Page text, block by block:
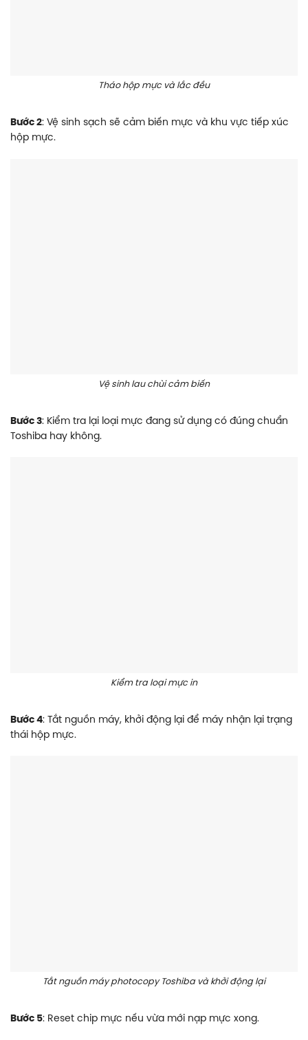
Tháo hộp mực và lắc đều
Bước 2: Vệ sinh sạch sẽ cảm biến mực và khu vực tiếp xúc
hộp mực.
Vệ sinh lau chùi cảm biến
Bước 3: Kiểm tra lại loại mực đang sử dụng có đúng chuẩn
Toshiba hay không.
Kiểm tra loại mực in
Bước 4: Tắt nguồn máy, khởi động lại để máy nhận lại trạng
thái hộp mực.
Tắt nguồn máy photocopy Toshiba và khởi động lại
Bước 5: Reset chip mực nếu vừa mới nạp mực xong.